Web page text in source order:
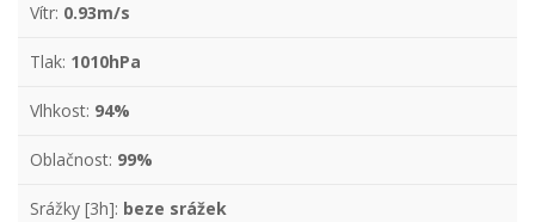
Vítr: 0.93m/s
Tlak: 1010hPa
Vlhkost: 94%
Oblačnost: 99%
Srážky [3h]: beze srážek